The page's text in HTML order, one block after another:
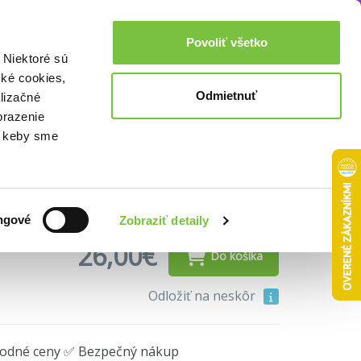
sú
cookies,
sme
Zobraziť detaily
Povoliť všetko
Odmietnuť
Prihlásenie 0,00€
Akcie a zľavy
LP
26,00€ Do košíka
Odložiť na neskôr
ceny ✅ Bezpečný nákup